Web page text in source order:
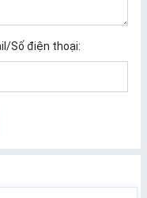
Số điện thoại: